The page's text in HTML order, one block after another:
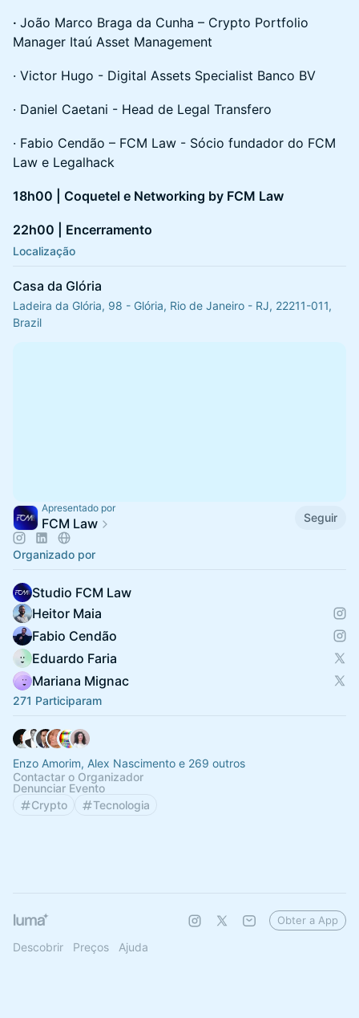
· João Marco Braga da Cunha – Crypto Portfolio
Manager Itaú Asset Management
· Victor Hugo - Digital Assets Specialist Banco BV
· Daniel Caetani - Head de Legal Transfero
· Fabio Cendão – FCM Law - Sócio fundador do FCM
Law e Legalhack
18h00 | Coquetel e Networking by FCM Law
22h00 | Encerramento
Localização
Casa da Glória
Ladeira da Glória, 98 - Glória, Rio de Janeiro - RJ, 22211-011,
Brazil
Apresentado por
FCM Law Seguir
Organizado por
Studio FCM Law
Heitor Maia
Fabio Cendão
Eduardo Faria
Mariana Mignac
271 Participaram
Enzo Amorim, Alex Nascimento e 269 outros
Contactar o Organizador
Denunciar Evento
Crypto
Tecnologia
Descobrir Preços Ajuda
Obter a App